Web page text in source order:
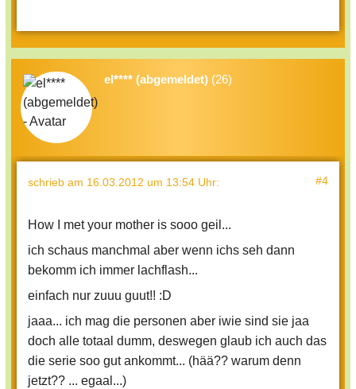
el**** (abgemeldet) (26)
schrieb am 16.03.2012 um 13:54 Uhr: #4
How I met your mother is sooo geil...
ich schaus manchmal aber wenn ichs seh dann
bekomm ich immer lachflash...
einfach nur zuuu guut!! :D
jaaa... ich mag die personen aber iwie sind sie jaa
doch alle totaal dumm, deswegen glaub ich auch das
die serie soo gut ankommt... (hää?? warum denn
jetzt?? ... egaal...)